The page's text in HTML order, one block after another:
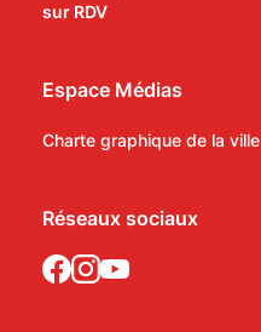
sur RDV
Espace Médias
Charte graphique de la ville
Réseaux sociaux